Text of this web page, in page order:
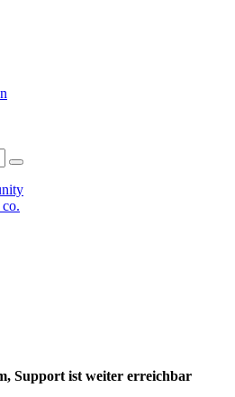
Support ist weiter erreichbar